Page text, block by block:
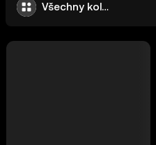
Všechny kolekce